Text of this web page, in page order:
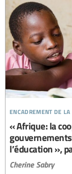
encadrement de
« Afrique: la
l’éducation »,
Cherine Sabry